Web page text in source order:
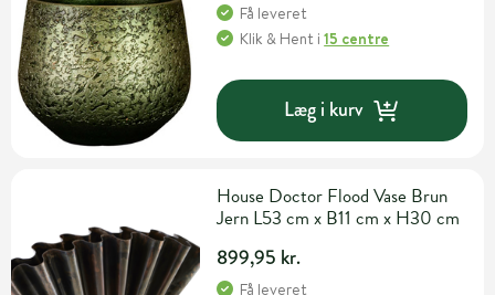
Få leveret
Klik & Hent i15 centre
Læg i kurv
House Doctor Flood Vase Brun
Jern L53 cm x B11 cm x H30 cm
899,95 kr.
Få leveret